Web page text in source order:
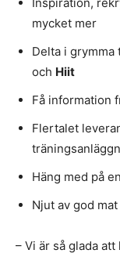
mycket mer
Delta i grymma
och Hiit
Få information
Flertalet
Häng med på
Njut av god
– Vi är så glada